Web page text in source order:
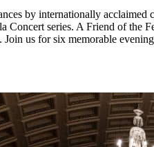
by internationally acclaimed
Concert series. A Friend of the
us for six memorable